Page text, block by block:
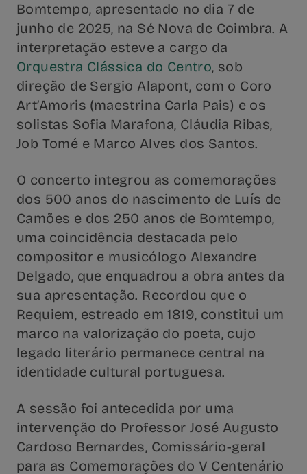
Bomtempo, apresentado no dia 7 de
junho de 2025, na Sé Nova de Coimbra. A
interpretação esteve a cargo da
Orquestra Clássica do Centro, sob
direção de Sergio Alapont, com o Coro
Art’Amoris (maestrina Carla Pais) e os
solistas Sofia Marafona, Cláudia Ribas,
Job Tomé e Marco Alves dos Santos.
O concerto integrou as comemorações
dos 500 anos do nascimento de Luís de
Camões e dos 250 anos de Bomtempo,
uma coincidência destacada pelo
compositor e musicólogo Alexandre
Delgado, que enquadrou a obra antes da
sua apresentação. Recordou que o
Requiem, estreado em 1819, constitui um
marco na valorização do poeta, cujo
legado literário permanece central na
identidade cultural portuguesa.
A sessão foi antecedida por uma
intervenção do Professor José Augusto
Cardoso Bernardes, Comissário-geral
para as Comemorações do V Centenário